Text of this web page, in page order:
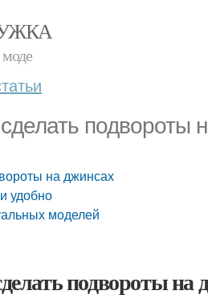
подвороты
на джинсах
удобно
моделей
подвороты на